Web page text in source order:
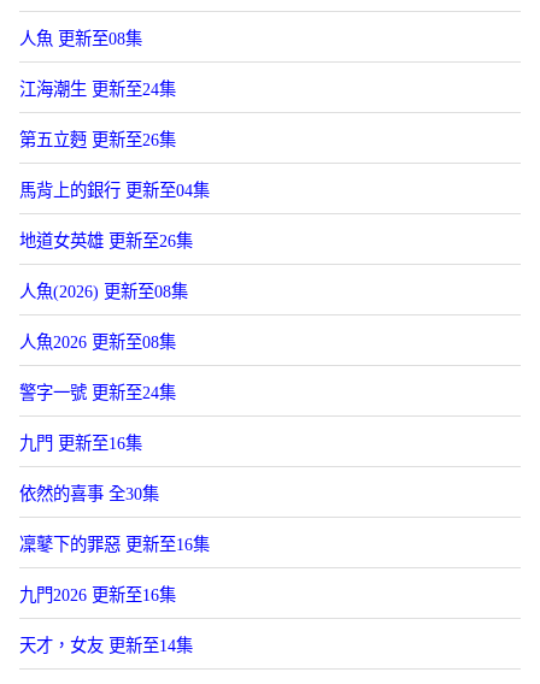
人魚 更新至08集
江海潮生 更新至24集
第五立麪 更新至26集
馬背上的銀行 更新至04集
地道女英雄 更新至26集
人魚(2026) 更新至08集
人魚2026 更新至08集
警字一號 更新至24集
九門 更新至16集
依然的喜事 全30集
凜鼕下的罪惡 更新至16集
九門2026 更新至16集
天才，女友 更新至14集